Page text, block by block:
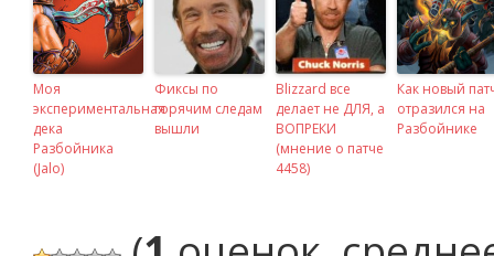
Моя
экспериментальная
дека
Разбойника
(Jalo)
Фиксы по
горячим следам
вышли
Blizzard все
делает не ДЛЯ, а
ВОПРЕКИ
(мнение о патче
4458)
Как новый
отразился на
Разбойнике